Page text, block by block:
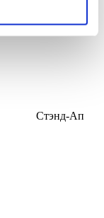
Стэнд-Ап